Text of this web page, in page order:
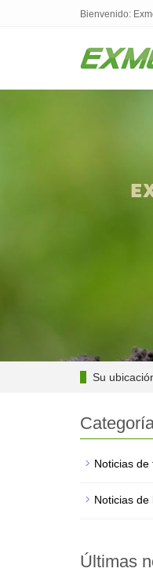
Bienvenido:
Su
Noticias de
Noticias de
Últimas